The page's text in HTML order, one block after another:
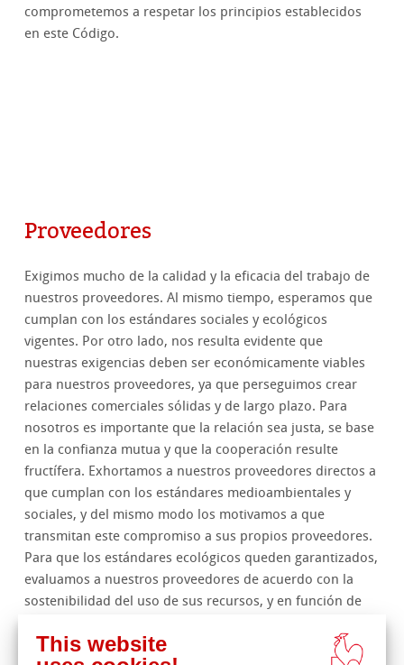
comprometemos a respetar los principios establecidos
en este Código.
Proveedores
Exigimos mucho de la calidad y la eficacia del trabajo de
nuestros proveedores. Al mismo tiempo, esperamos que
cumplan con los estándares sociales y ecológicos
vigentes. Por otro lado, nos resulta evidente que
nuestras exigencias deben ser económicamente viables
para nuestros proveedores, ya que perseguimos crear
relaciones comerciales sólidas y de largo plazo. Para
nosotros es importante que la relación sea justa, se base
en la confianza mutua y que la cooperación resulte
fructífera. Exhortamos a nuestros proveedores directos a
que cumplan con los estándares medioambientales y
sociales, y del mismo modo los motivamos a que
transmitan este compromiso a sus propios proveedores.
Para que los estándares ecológicos queden garantizados,
evaluamos a nuestros proveedores de acuerdo con la
sostenibilidad del uso de sus recursos, y en función de
This website